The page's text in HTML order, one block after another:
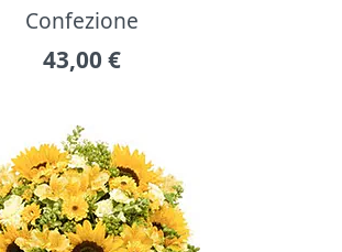
Confezione
43,00 €